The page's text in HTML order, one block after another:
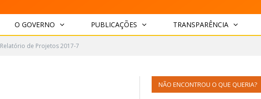
O GOVERNO PUBLICAÇÕES TRANSPARÊNCIA
Relatório de Projetos 2017-7
NÃO ENCONTROU O QUE QUERIA?